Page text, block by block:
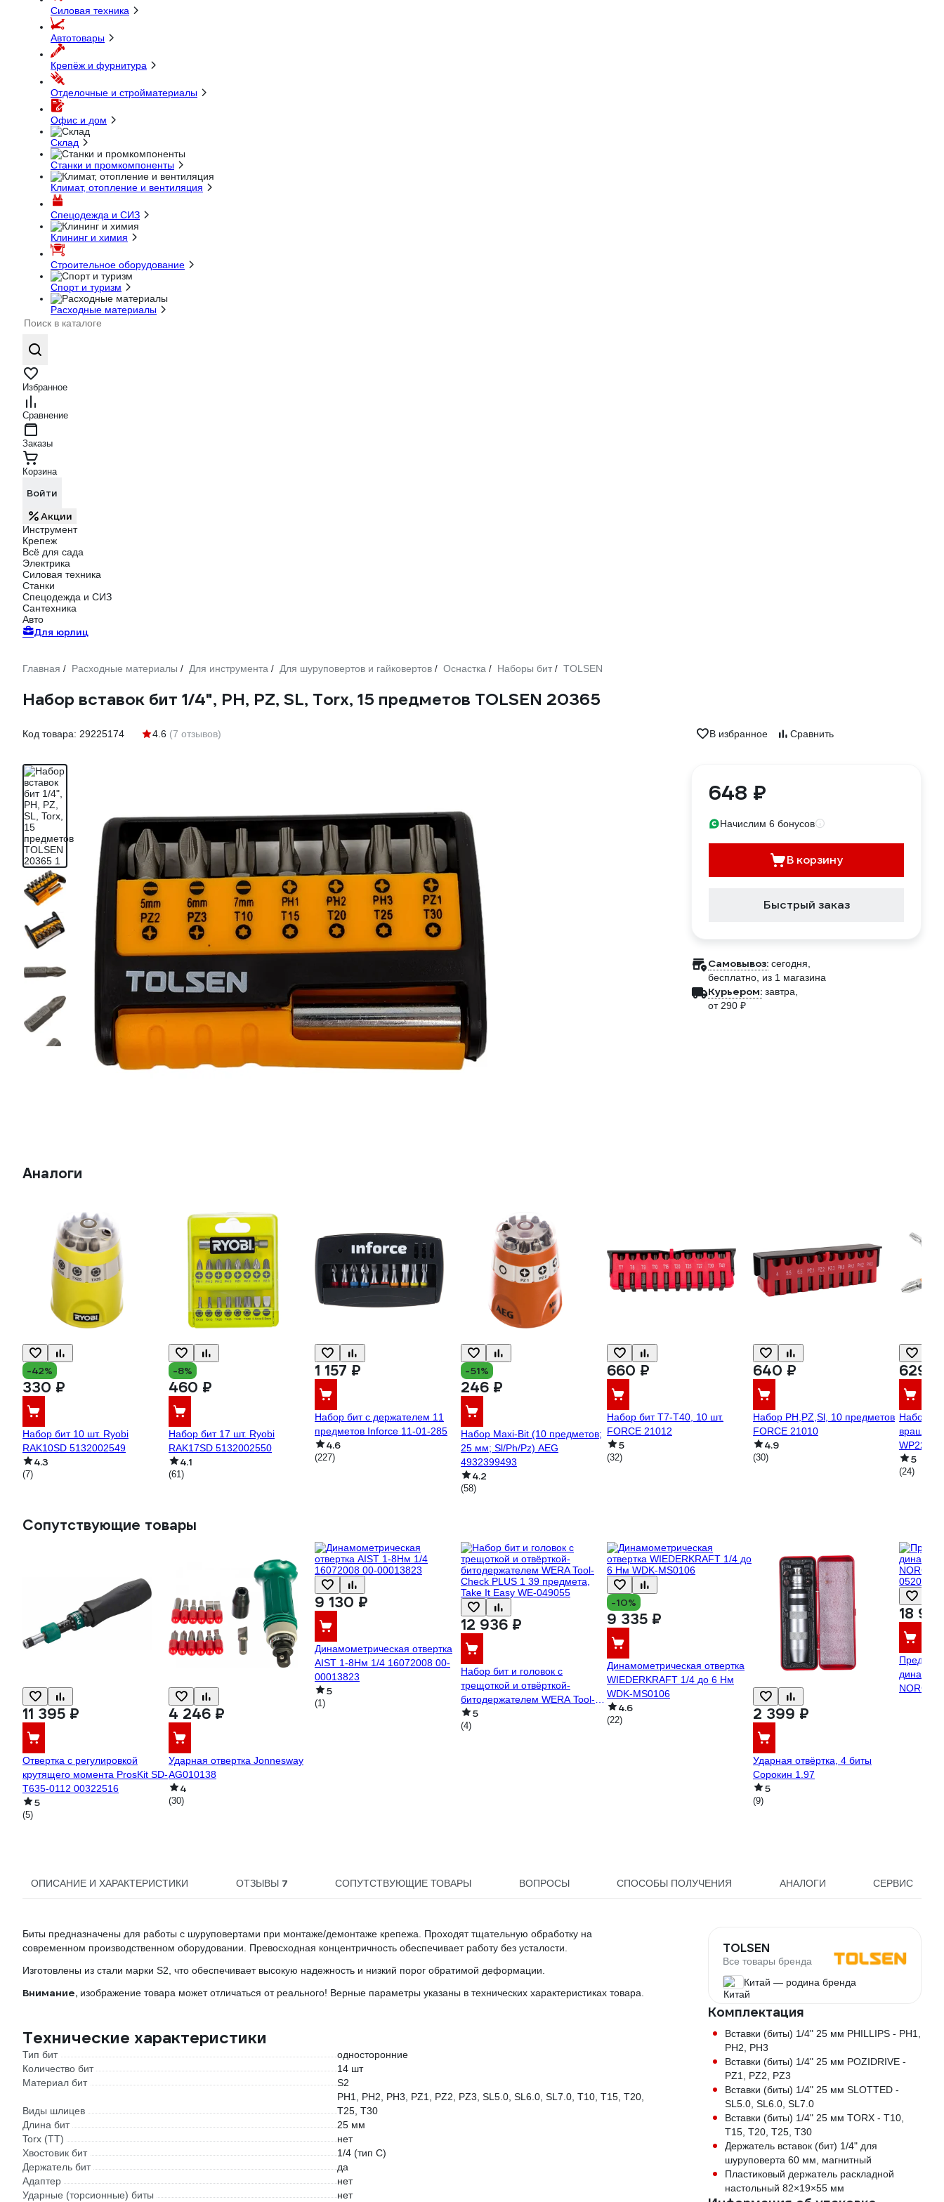
Силовая техника
Автотовары
Крепёж и фурнитура
Отделочные и стройматериалы
Офис и дом
Склад
Станки и промкомпоненты
Климат, отопление и вентиляция
Спецодежда и СИЗ
Клининг и химия
Строительное оборудование
Спорт и туризм
Расходные материалы
Избранное
Сравнение
Заказы
Корзина
Войти
Акции
Инструмент
Крепеж
Всё для сада
Электрика
Силовая техника
Станки
Спецодежда и СИЗ
Сантехника
Авто
Для юрлиц
Главная / Расходные материалы / Для инструмента / Для шуруповертов и гайковертов / Оснастка / Наборы бит / TOLSEN
Набор вставок бит 1/4", PH, PZ, SL, Torx, 15 предметов TOLSEN 20365
Код товара: 29225174 4.6 (7 отзывов) В избранное Сравнить
648 ₽
Начислим 6 бонусов
В корзину
Быстрый заказ
Самовывоз: сегодня,
бесплатно , из 1 магазина
Курьером: завтра,
от 290 ₽
Аналоги
-42%
330 ₽
Набор бит 10 шт. Ryobi
RAK10SD 5132002549
4.3
(7)
-8%
460 ₽
Набор бит 17 шт. Ryobi
RAK17SD 5132002550
4.1
(61)
1 157 ₽
Набор бит с держателем 11
предметов Inforce 11-01-285
4.6
(227)
-51%
246 ₽
Набор Maxi-Bit (10 предметов;
25 мм; Sl/Ph/Pz) AEG
4932399493
4.2
(58)
660 ₽
Набор бит Т7-Т40, 10 шт.
FORCE 21012
5
(32)
640 ₽
Набор PH,PZ,Sl, 10 предметов
FORCE 21010
4.9
(30)
629 ₽
Набор
5
(24)
Сопутствующие товары
11 395 ₽
Отвертка с регулировкой
крутящего момента ProsKit SD-
T635-0112 00322516
5
(5)
4 246 ₽
Ударная отвертка Jonnesway
AG010138
4
(30)
9 130 ₽
Динамометрическая отвертка
AIST 1-8Нм 1/4 16072008 00-
00013823
5
(1)
12 936 ₽
Набор бит и головок с
трещоткой и отвёрткой-
битодержателем WERA Tool-
Check PLUS 1 39 предмета,
Take It Easy WE-049055
5
(4)
-10%
9 335 ₽
Динамометрическая отвертка
WIEDERKRAFT 1/4 до 6 Нм
WDK-MS0106
4.6
(22) 2 399 ₽
Ударная отвёртка, 4 биты
Сорокин 1.97
5
(9)
18
ОПИСАНИЕ И ХАРАКТЕРИСТИКИ ОТЗЫВЫ 7 СОПУТСТВУЮЩИЕ ТОВАРЫ ВОПРОСЫ СПОСОБЫ ПОЛУЧЕНИЯ АНАЛОГИ СЕРВИС
Биты предназначены для работы с шуруповертами при монтаже/демонтаже крепежа. Проходят тщательную обработку на
современном производственном оборудовании. Превосходная концентричность обеспечивает работу без усталости.
Изготовлены из стали марки S2, что обеспечивает высокую надежность и низкий порог обратимой деформации.
Внимание, изображение товара может отличаться от реального! Верные параметры указаны в технических характеристиках товара.
Технические характеристики
Тип бит
односторонние
Количество бит
14 шт
Материал бит
S2
Виды шлицев
PH1, PH2, PH3, PZ1, PZ2, PZ3, SL5.0, SL6.0, SL7.0, T10, T15, T20,
T25, T30
Длина бит
25 мм
Torx (TT)
нет
Хвостовик бит
1/4 (тип С)
Держатель бит
да
Адаптер
нет
Ударные (торсионные) биты
нет
TOLSEN
Все товары бренда
Китай — родина бренда
Комплектация
Вставки (биты) 1/4" 25 мм PHILLIPS - PH1,
PH2, PH3
Вставки (биты) 1/4" 25 мм POZIDRIVE -
PZ1, PZ2, PZ3
Вставки (биты) 1/4" 25 мм SLOTTED -
SL5.0, SL6.0, SL7.0
Вставки (биты) 1/4" 25 мм TORX - T10,
T15, T20, T25, T30
Держатель вставок (бит) 1/4" для
шуруповерта 60 мм, магнитный
Пластиковый держатель раскладной
настольный 82×19×55 мм